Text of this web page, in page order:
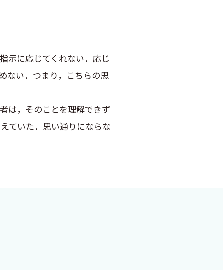
示に応じてくれない．応じ
ない．つまり，こちらの思
は，そのことを理解できず
ていた．思い通りにならな
関係である．患者の思いを
反省を促していた．
めない自由と権利もある
である．それを知ってか